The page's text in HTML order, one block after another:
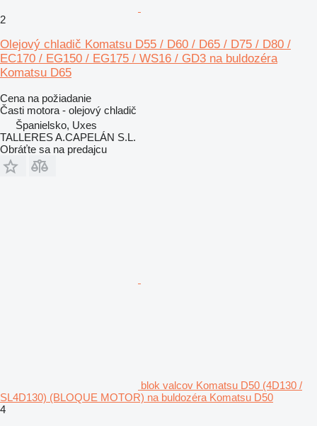
2
Olejový chladič Komatsu D55 / D60 / D65 / D75 / D80 /
EC170 / EG150 / EG175 / WS16 / GD3 na buldozéra
Komatsu D65
Cena na požiadanie
Časti motora - olejový chladič
Španielsko, Uxes
TALLERES A.CAPELÁN S.L.
Obráťte sa na predajcu
blok valcov Komatsu D50 (4D130 /
SL4D130) (BLOQUE MOTOR) na buldozéra Komatsu D50
4